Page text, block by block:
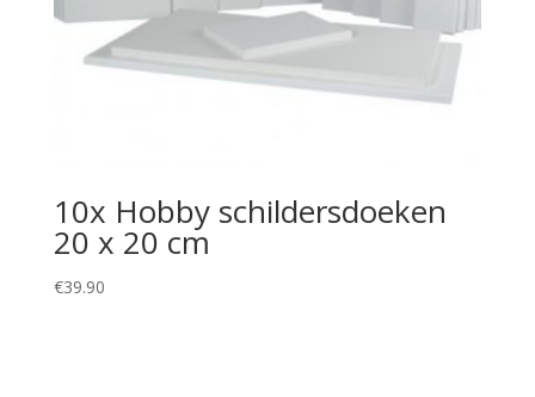
10x Hobby schildersdoeken
20 x 20 cm
€39.90